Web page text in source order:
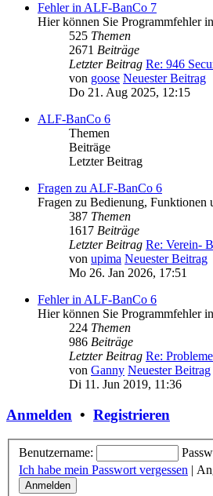
Fehler in ALF-BanCo 7
Hier können Sie Programmfehler
525 Themen
2671 Beiträge
Letzter Beitrag Re: 946
von goose Neuester Beitrag
Do 21. Aug 2025, 12:15
ALF-BanCo 6
Themen
Beiträge
Letzter Beitrag
Fragen zu ALF-BanCo 6
Fragen zu Bedienung, Funktionen
387 Themen
1617 Beiträge
Letzter Beitrag Re: Verein-
von upima Neuester Beitrag
Mo 26. Jan 2026, 17:51
Fehler in ALF-BanCo 6
Hier können Sie Programmfehler
224 Themen
986 Beiträge
Letzter Beitrag Re:
von Ganny Neuester Beitrag
Di 11. Jun 2019, 11:36
Anmelden • Registrieren
Benutzername:
Ich habe mein Passwort vergessen |